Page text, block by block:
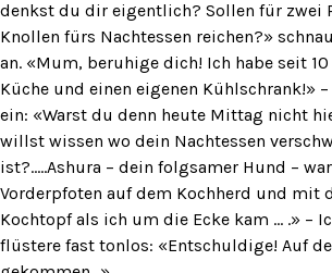
denkst du dir eigentlich? Sollen für zwei
Knollen fürs Nachtessen reichen?»
an. «Mum, beruhige dich! Ich habe seit 10
Küche und einen eigenen Kühlschrank!»
ein: «Warst du denn heute Mittag nicht
willst wissen wo dein Nachtessen
ist?…..Ashura – dein folgsamer Hund –
Vorderpfoten auf dem Kochherd und mit
Kochtopf als ich um die Ecke kam … .» –
flüstere fast tonlos: «Entschuldige! Auf